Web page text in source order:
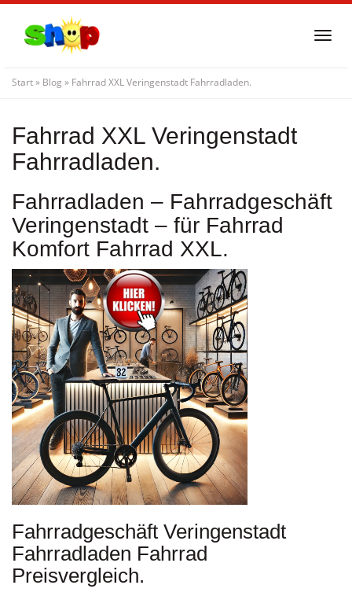
content
Start» Blog » Fahrrad XXL Veringenstadt Fahrradladen.
Fahrrad XXL Veringenstadt
Fahrradladen.
Fahrradladen – Fahrradgeschäft
Veringenstadt – für Fahrrad
Komfort Fahrrad XXL.
Fahrradgeschäft Veringenstadt
Fahrradladen Fahrrad
Preisvergleich.